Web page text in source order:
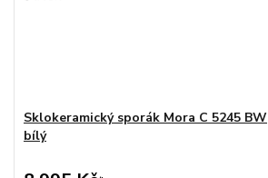
Sklokeramický sporák Mora C 5245 BW
bílý